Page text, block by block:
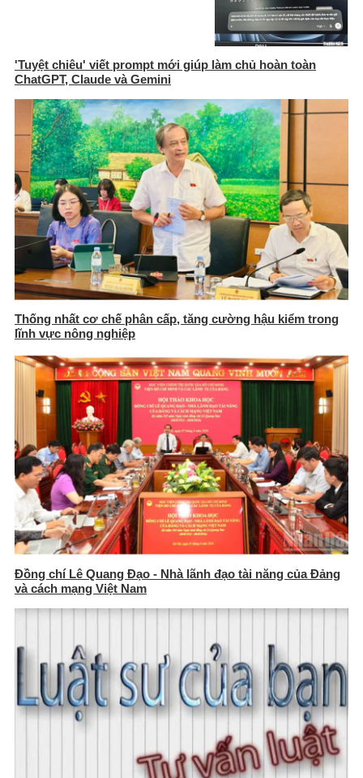
'Tuyệt chiêu' viết prompt mới giúp làm chủ hoàn toàn
ChatGPT, Claude và Gemini
Thống nhất cơ chế phân cấp, tăng cường hậu kiểm trong
lĩnh vực nông nghiệp
Đồng chí Lê Quang Đạo - Nhà lãnh đạo tài năng của Đảng
và cách mạng Việt Nam